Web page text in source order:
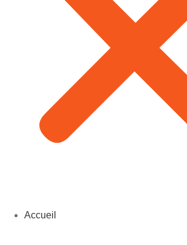
Accueil